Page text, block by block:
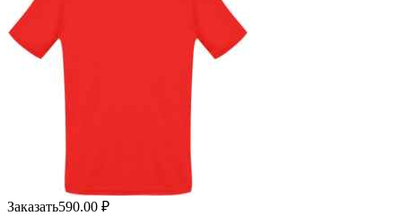
Заказать590.00 ₽